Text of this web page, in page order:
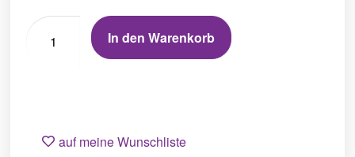
In den Warenkorb
auf meine Wunschliste